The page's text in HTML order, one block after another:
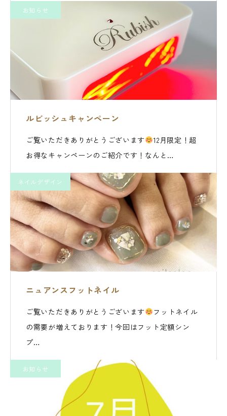
お知らせ
ルビッシュキャンペーン
ご覧いただきありがとうございます
12月限定！超
お得なキャンペーンのご紹介です！なんと…
ネイルデザイン
ニュアンスフットネイル
ご覧いただきありがとうございます
フットネイル
の需要が増えております！今回はフット定額シン
プ…
お知らせ